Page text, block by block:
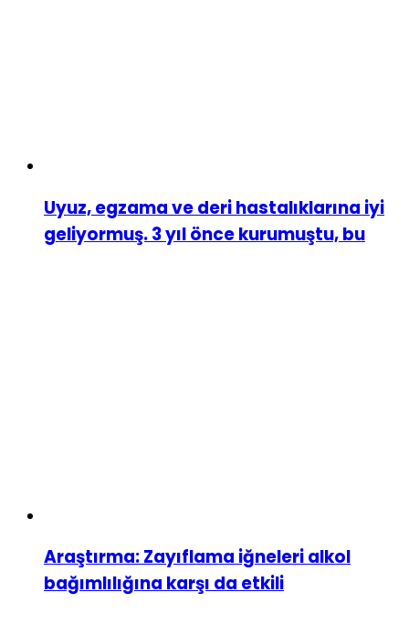
Uyuz, egzama ve deri hastalıklarına iyi
geliyormuş. 3 yıl önce kurumuştu, bu
Araştırma: Zayıflama iğneleri alkol
bağımlılığına karşı da etkili